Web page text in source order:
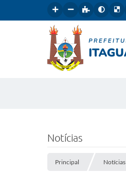
Notícias
Principal Notícias